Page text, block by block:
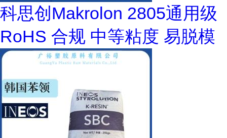
科思创Makrolon 2805通用级
RoHS 合规 中等粘度 易脱模